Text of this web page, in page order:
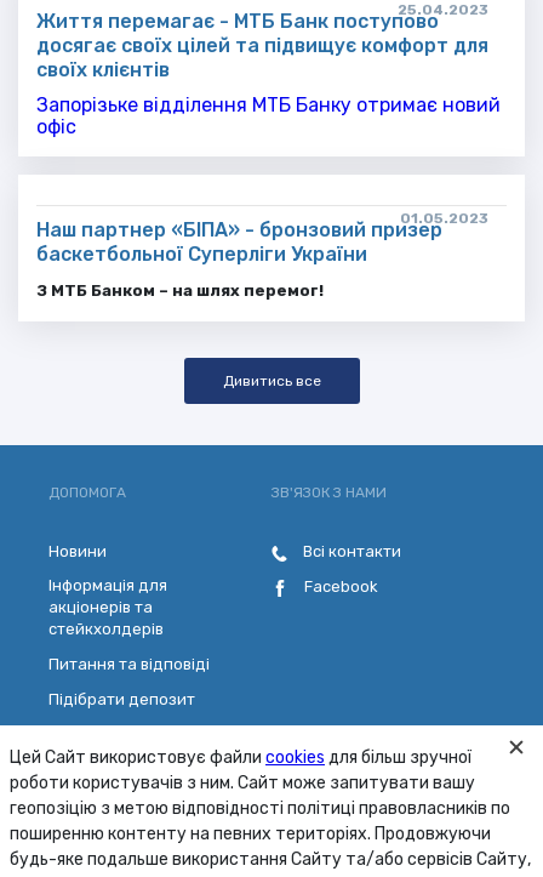
25.04.2023
Життя перемагає - МТБ Банк поступово
досягає своїх цілей та підвищує комфорт для
своїх клієнтів
Запорізьке відділення МТБ Банку отримає новий
офіс
01.05.2023
Наш партнер «БІПА» - бронзовий призер
баскетбольної Суперліги України
З МТБ Банком – на шлях перемог!
Дивитись все
Цей Сайт використовує файли cookies для більш зручної
роботи користувачів з ним. Сайт може запитувати вашу
геопозіцію з метою відповідності політиці правовласників по
поширенню контенту на певних територіях. Продовжуючи
будь-яке подальше використання Сайту та/або сервісів Сайту,
ДОПОМОГА
Новини
Інформація для
акціонерів та
стейкхолдерів
Питання та відповіді
Підібрати депозит
Обрати платіжну картку
Зворотній зв'язок
ЗВ'ЯЗОК З НАМИ
Всі контакти
Facebook